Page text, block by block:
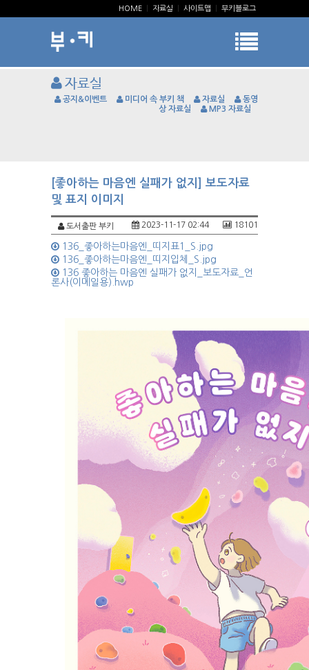
HOME 자료실 사이트맵 부키블로그
자료실
공지&이벤트 미디어 속 부키 책 자료실
동영
상 자료실
MP3 자료실
[좋아하는 마음엔 실패가 없지] 보도자료
및 표지 이미지
도서출판 부키 18101
2023-11-17 02:44
136_좋아하는마음엔_띠지표1_S.jpg
136_좋아하는마음엔_띠지입체_S.jpg
136 좋아하는 마음엔 실패가 없지_보도자료_언
론사(이메일용).hwp